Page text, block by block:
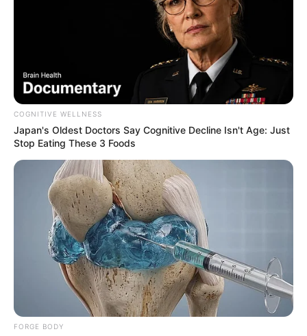
COGNITIVE WELLNESS
Japan's Oldest Doctors Say Cognitive Decline Isn't Age: Just
Stop Eating These 3 Foods
FORGE BODY